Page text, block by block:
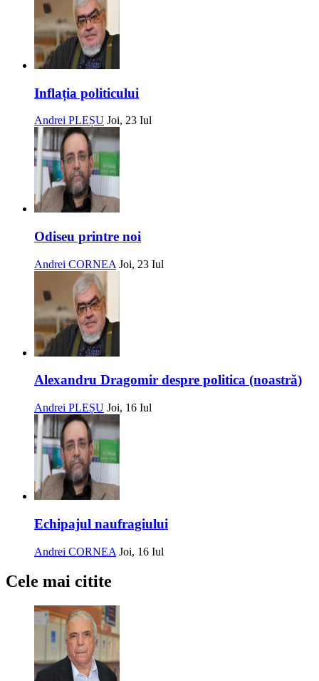
Inflația politicului
Andrei PLEȘU Joi, 23 Iul
Odiseu printre noi
Andrei CORNEA Joi, 23 Iul
Alexandru Dragomir despre politica (noastră)
Andrei PLEȘU Joi, 16 Iul
Echipajul naufragiului
Andrei CORNEA Joi, 16 Iul
Cele mai citite